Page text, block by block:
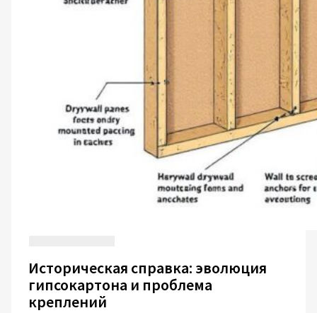
Историческая справка: эволюция
гипсокартона и проблема
креплений